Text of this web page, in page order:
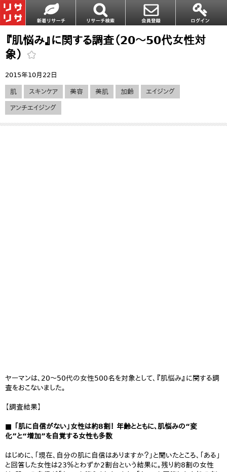
『肌悩み』に関する調査（20～50代女性対
象）
2015年10月22日
肌 スキンケア 美容 美肌 加齢 エイジング
アンチエイジング
ヤーマンは、20～50代の女性500名を対象として、『肌悩み』に関する調
査をおこないました。
【調査結果】
■ 「肌に自信がない」女性は約8割！ 年齢とともに、肌悩みの“変
化”と“増加”を自覚する女性も多数
はじめに、「現在、自分の肌に自信はありますか？」と聞いたところ、「ある」
と回答した女性は23％とわずか2割台という結果に。残り約8割の女性